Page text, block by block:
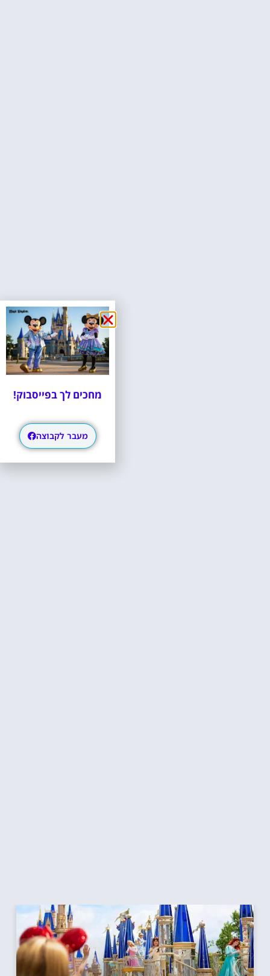
מחכים לך בפייסבוק!
מעבר לקבוצה